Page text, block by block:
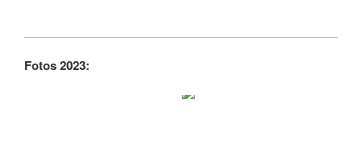
Fotos 2023: